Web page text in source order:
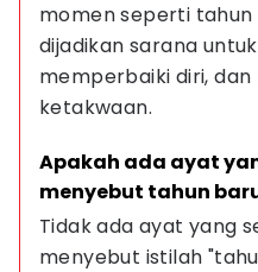
momen seperti tahun
dijadikan sarana
memperbaiki diri,
ketakwaan.
Apakah ada ayat
menyebut tahun
Tidak ada ayat yang
menyebut istilah